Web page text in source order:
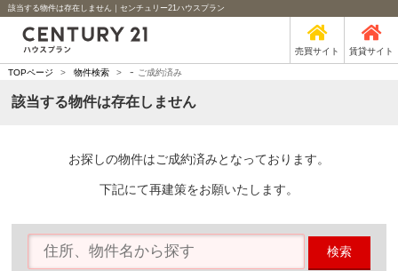
該当する物件は存在しません｜センチュリー21ハウスプラン
売買サイト 賃貸サイト
TOPページ > 物件検索 > - ご成約済み
該当する物件は存在しません
お探しの物件はご成約済みとなっております。
下記にて再建策をお願いたします。
検索